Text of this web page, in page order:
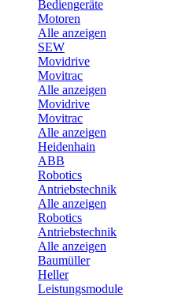
Bediengeräte
Motoren
Alle anzeigen
SEW
Movidrive
Movitrac
Alle anzeigen
Movidrive
Movitrac
Alle anzeigen
Heidenhain
ABB
Robotics
Antriebstechnik
Alle anzeigen
Robotics
Antriebstechnik
Alle anzeigen
Baumüller
Heller
Leistungsmodule